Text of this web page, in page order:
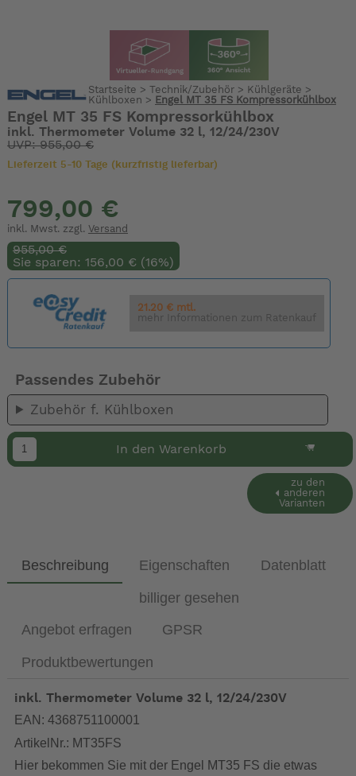
Startseite > Technik/Zubehör> Kühlgeräte >
Kühlboxen > Engel MT 35 FS Kompressorkühlbox
Engel MT 35 FS Kompressorkühlbox
inkl. Thermometer Volume 32 l, 12/24/230V
UVP: 955,00 €
Lieferzeit 5-10 Tage (kurzfristig lieferbar)
799,00 €
inkl. Mwst. zzgl. Versand
955,00 €
Sie sparen: 156,00 € (16%)
21.20 € mtl.
mehr Informationen zum Ratenkauf
Passendes Zubehör
Zubehör f. Kühlboxen
In den Warenkorb
zu den
anderen
Varianten
Beschreibung Eigenschaften Datenblatt
billiger gesehen
Angebot erfragen GPSR
Produktbewertungen
inkl. Thermometer Volume 32 l, 12/24/230V
EAN: 4368751100001
ArtikelNr.: MT35FS
Hier bekommen Sie mit der Engel MT35 FS die etwas